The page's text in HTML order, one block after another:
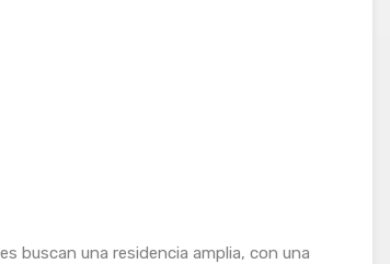
buscan una residencia amplia, con una